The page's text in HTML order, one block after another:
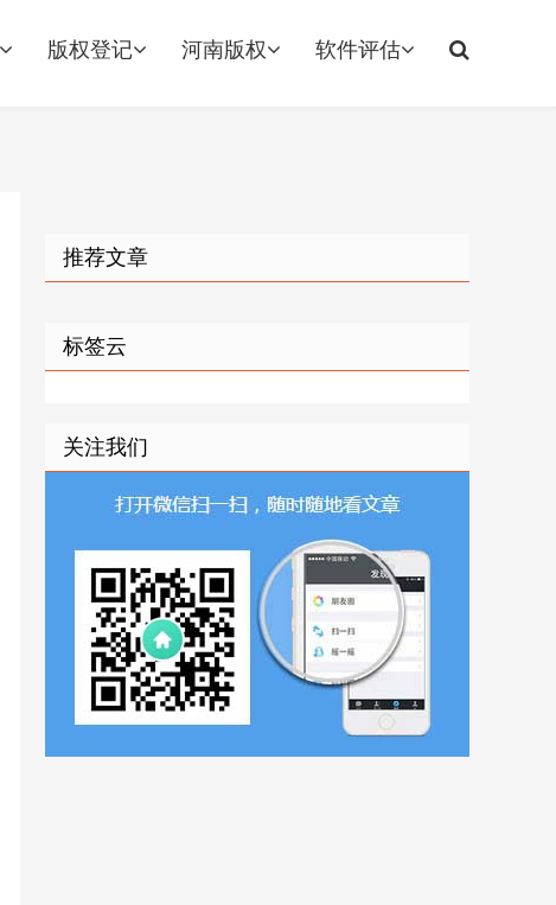
版权登记 河南版权 软件评估
推荐文章
标签云
关注我们